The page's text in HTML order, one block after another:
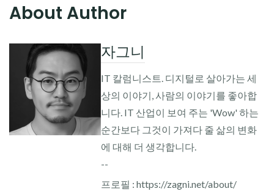
About Author
자그니
IT 칼럼니스트. 디지털로 살아가는 세
상의 이야기, 사람의 이야기를 좋아합
니다. IT 산업이 보여 주는 'Wow' 하는
순간보다 그것이 가져다 줄 삶의 변화
에 대해 더 생각합니다.
--
프로필 : https://zagni.net/about/